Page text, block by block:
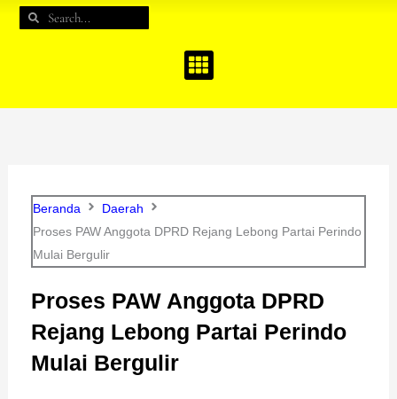
e
t
Search
Search
Beranda
Daerah
Proses PAW Anggota DPRD Rejang Lebong Partai Perindo
Mulai Bergulir
Proses PAW Anggota DPRD
Rejang Lebong Partai Perindo
Mulai Bergulir